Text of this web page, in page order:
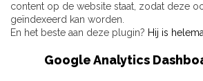
content op de website staat, zodat deze
geïndexeerd kan worden.
En het beste aan deze plugin? Hij is
Google Analytics